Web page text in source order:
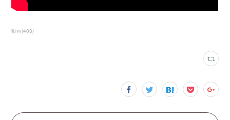
動画(403)